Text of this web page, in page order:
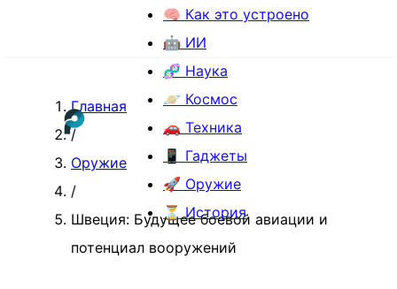
🧠 Как это устроено
🤖 ИИ
🧬 Наука
🪐 Космос
🚗 Техника
📱 Гаджеты
🚀 Оружие
⏳ История
Главная
/
Оружие
/
Швеция: Будущее боевой авиации и
потенциал вооружений